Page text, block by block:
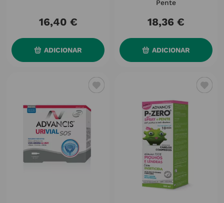
16,40 €
ADICIONAR
Pente
18,36 €
ADICIONAR